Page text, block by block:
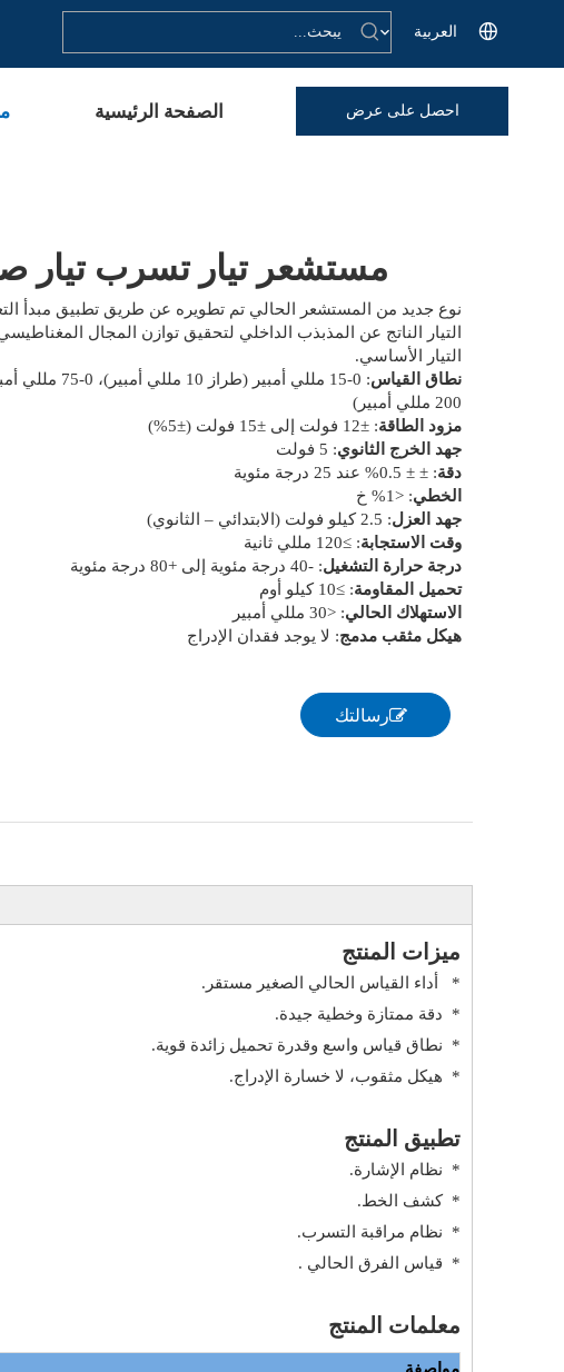
العربية
الصفحة الرئيسية احصل على عرض
مستشعر تيار تسرب تيار
نوع جديد من المستشعر الحالي تم تطويره عن طريق تطبيق مبدأ
التيار الناتج عن المذبذب الداخلي لتحقيق توازن المجال
التيار الأساسي.
نطاق القياس
200 مللي أمبير)
مزود الطاقة: ±12 فولت إلى ±15 فولت (±5%)
جهد الخرج الثانوي: 5 فولت
دقة: ± ± 0.5% عند 25 درجة مئوية
الخطي: <1% خ
جهد العزل: 2.5 كيلو فولت (الابتدائي – الثانوي)
وقت الاستجابة: ≥120 مللي ثانية
درجة حرارة التشغيل: -40 درجة مئوية إلى +80 درجة مئوية
تحميل المقاومة: ≥10 كيلو أوم
الاستهلاك الحالي: <30 مللي أمبير
هيكل مثقب مدمج: لا يوجد فقدان الإدراج
رسالتك
ميزات المنتج
* أداء القياس الحالي الصغير مستقر.
* دقة ممتازة وخطية جيدة.
* نطاق قياس واسع وقدرة تحميل زائدة قوية.
* هيكل مثقوب، لا خسارة الإدراج.
تطبيق المنتج
* نظام الإشارة.
* كشف الخط.
* نظام مراقبة التسرب.
* قياس الفرق الحالي .
معلمات المنتج